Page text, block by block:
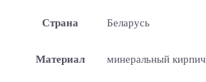
Страна Беларусь
Материал минеральный кирпич